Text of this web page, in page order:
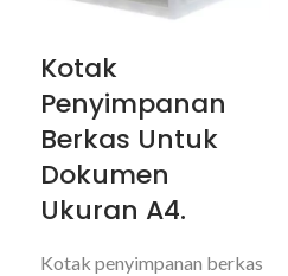
Kotak
Penyimpanan
Berkas Untuk
Dokumen
Ukuran A4.
Kotak penyimpanan berkas